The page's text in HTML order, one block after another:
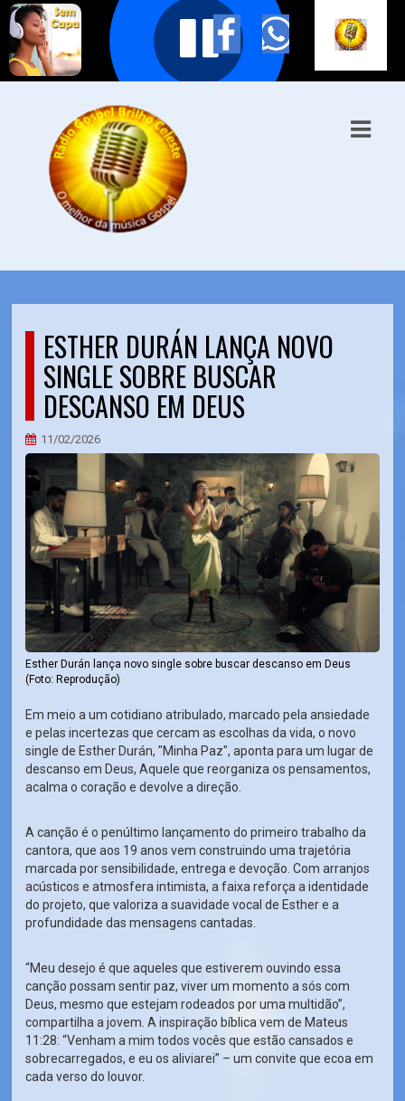
ESTHER DURÁN LANÇA NOVO
SINGLE SOBRE BUSCAR
DESCANSO EM DEUS
11/02/2026
Esther Durán lança novo single sobre buscar descanso em Deus
(Foto: Reprodução)
Em meio a um cotidiano atribulado, marcado pela ansiedade
e pelas incertezas que cercam as escolhas da vida, o novo
single de Esther Durán, "Minha Paz", aponta para um lugar de
descanso em Deus, Aquele que reorganiza os pensamentos,
acalma o coração e devolve a direção.
A canção é o penúltimo lançamento do primeiro trabalho da
cantora, que aos 19 anos vem construindo uma trajetória
marcada por sensibilidade, entrega e devoção. Com arranjos
acústicos e atmosfera intimista, a faixa reforça a identidade
do projeto, que valoriza a suavidade vocal de Esther e a
profundidade das mensagens cantadas.
“Meu desejo é que aqueles que estiverem ouvindo essa
canção possam sentir paz, viver um momento a sós com
Deus, mesmo que estejam rodeados por uma multidão”,
compartilha a jovem. A inspiração bíblica vem de Mateus
11:28: “Venham a mim todos vocês que estão cansados e
sobrecarregados, e eu os aliviarei” – um convite que ecoa em
cada verso do louvor.